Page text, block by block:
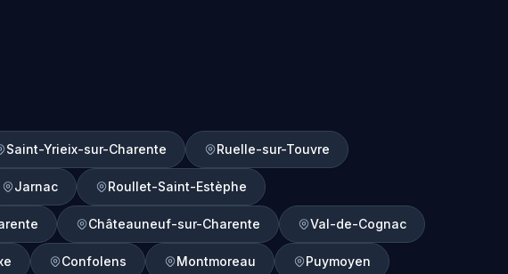
Saint-Yrieix-sur-Charente Ruelle-sur-Touvre
Jarnac Roullet-Saint-Estèphe
Châteauneuf-sur-Charente Val-de-Cognac
Confolens Montmoreau Puymoyen